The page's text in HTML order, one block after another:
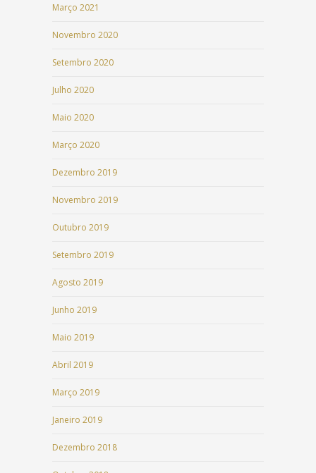
Março 2021
Novembro 2020
Setembro 2020
Julho 2020
Maio 2020
Março 2020
Dezembro 2019
Novembro 2019
Outubro 2019
Setembro 2019
Agosto 2019
Junho 2019
Maio 2019
Abril 2019
Março 2019
Janeiro 2019
Dezembro 2018